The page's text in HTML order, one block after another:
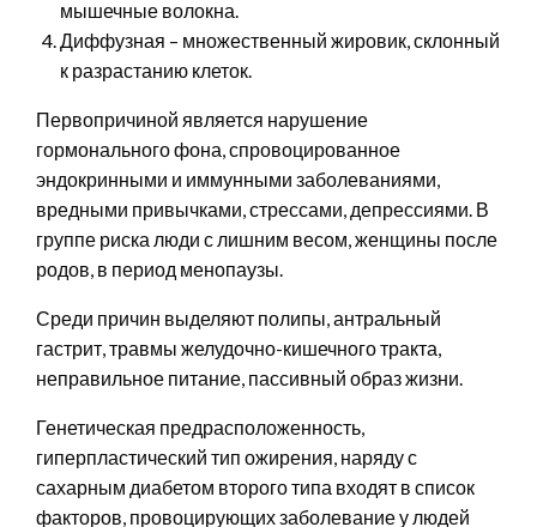
мышечные волокна.
Диффузная – множественный жировик, склонный
к разрастанию клеток.
Первопричиной является нарушение
гормонального фона, спровоцированное
эндокринными и иммунными заболеваниями,
вредными привычками, стрессами, депрессиями. В
группе риска люди с лишним весом, женщины после
родов, в период менопаузы.
Среди причин выделяют полипы, антральный
гастрит, травмы желудочно-кишечного тракта,
неправильное питание, пассивный образ жизни.
Генетическая предрасположенность,
гиперпластический тип ожирения, наряду с
сахарным диабетом второго типа входят в список
факторов, провоцирующих заболевание у людей